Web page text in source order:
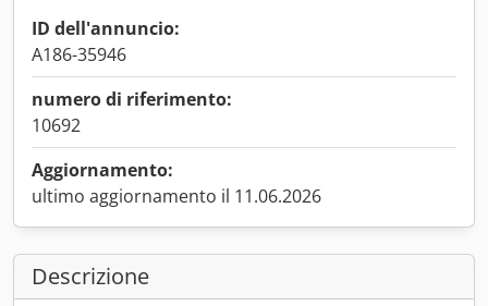
ID dell'annuncio:
A186-35946
numero di riferimento:
10692
Aggiornamento:
ultimo aggiornamento il 11.06.2026
Descrizione